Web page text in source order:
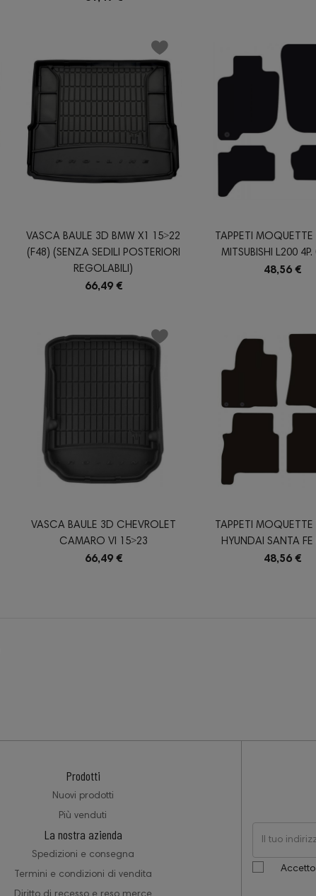
VASCA BAULE 3D BMW X1 15˃22
(F48) (SENZA SEDILI POSTERIORI
REGOLABILI)
66,49 €
TAPPETI MOQUETTE
MITSUBISHI L200
48,56 €
VASCA BAULE 3D CHEVROLET
CAMARO VI 15˃23
66,49 €
TAPPETI MOQUETTE
HYUNDAI SANTA
48,56 €
Prodotti
Nuovi prodotti
Più venduti
La nostra azienda
Spedizioni e consegna
Termini e condizioni di vendita